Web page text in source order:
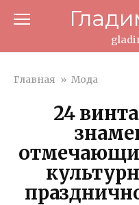
Главная » Мода
24